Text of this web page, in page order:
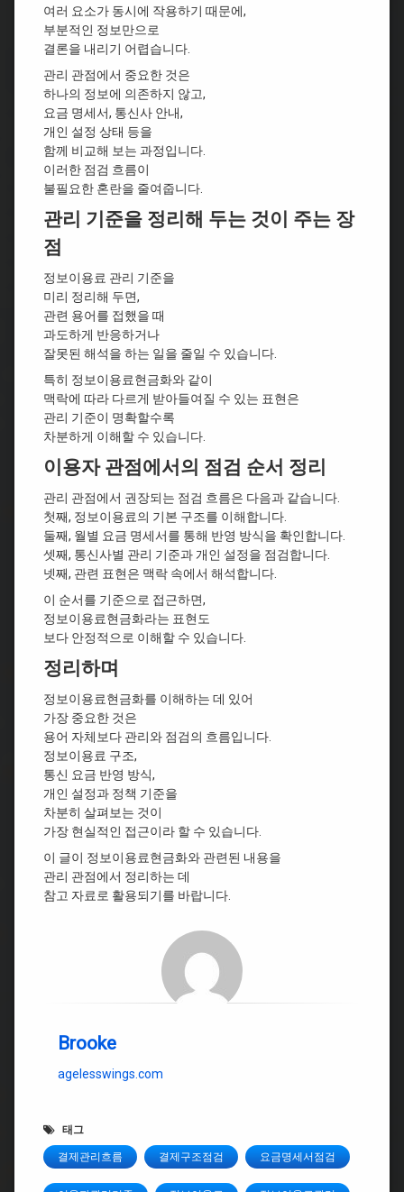
여러 요소가 동시에 작용하기 때문에,
부분적인 정보만으로
결론을 내리기 어렵습니다.
관리 관점에서 중요한 것은
하나의 정보에 의존하지 않고,
요금 명세서, 통신사 안내,
개인 설정 상태 등을
함께 비교해 보는 과정입니다.
이러한 점검 흐름이
불필요한 혼란을 줄여줍니다.
관리 기준을 정리해 두는 것이 주는 장
점
정보이용료 관리 기준을
미리 정리해 두면,
관련 용어를 접했을 때
과도하게 반응하거나
잘못된 해석을 하는 일을 줄일 수 있습니다.
특히 정보이용료현금화와 같이
맥락에 따라 다르게 받아들여질 수 있는 표현은
관리 기준이 명확할수록
차분하게 이해할 수 있습니다.
이용자 관점에서의 점검 순서 정리
관리 관점에서 권장되는 점검 흐름은 다음과 같습니다.
첫째, 정보이용료의 기본 구조를 이해합니다.
둘째, 월별 요금 명세서를 통해 반영 방식을 확인합니다.
셋째, 통신사별 관리 기준과 개인 설정을 점검합니다.
넷째, 관련 표현은 맥락 속에서 해석합니다.
이 순서를 기준으로 접근하면,
정보이용료현금화라는 표현도
보다 안정적으로 이해할 수 있습니다.
정리하며
정보이용료현금화를 이해하는 데 있어
가장 중요한 것은
용어 자체보다 관리와 점검의 흐름입니다.
정보이용료 구조,
통신 요금 반영 방식,
개인 설정과 정책 기준을
차분히 살펴보는 것이
가장 현실적인 접근이라 할 수 있습니다.
이 글이 정보이용료현금화와 관련된 내용을
관리 관점에서 정리하는 데
참고 자료로 활용되기를 바랍니다.
Brooke
agelesswings.com
태그
결제관리흐름 결제구조점검 요금명세서점검